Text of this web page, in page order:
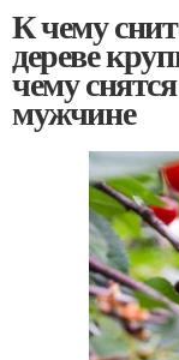
К чему
дереве
чему
мужчине